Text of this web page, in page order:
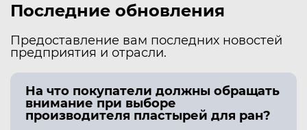
Последние обновления
Предоставление вам последних новостей
предприятия и отрасли.
На что покупатели должны обращать
внимание при выборе
производителя пластырей для ран?